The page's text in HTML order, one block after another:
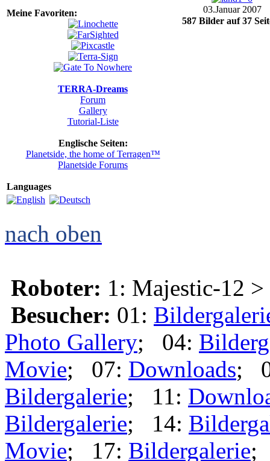
Meine Favoriten:
TERRA-Dreams
Forum
Gallery
Tutorial-Liste
Englische Seiten:
Planetside, the home of Terragen™
Planetside Forums
Languages
03.Januar 2007
587 Bilder auf 37
nach oben
Roboter: 1: Majestic-12 >
Besucher: 01:
Photo Gallery; 04:
Movie; 07: Downloads;
Bildergalerie; 11:
Bildergalerie; 14:
Movie; 17: Bildergalerie;